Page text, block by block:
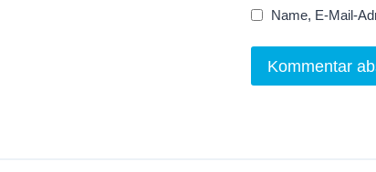
Name, E-Mail-